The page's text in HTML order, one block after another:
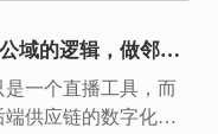
域的逻辑，做邻居
一个直播工具，而
供应链的数字化履